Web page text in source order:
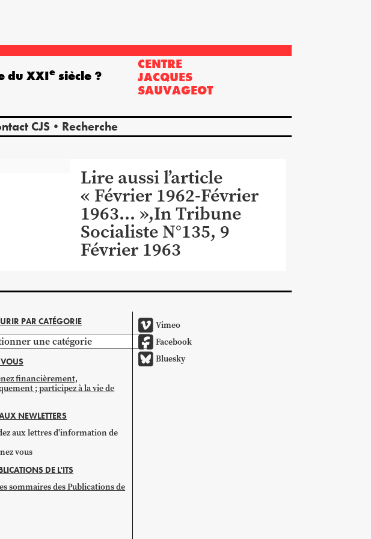
CENTRE
JACQUES
SAUVAGEOT
CJS Recherche
du XXIe siècle ?
Lire aussi l’article
« Février 1962-Février
1963… »,In Tribune
Socialiste N°135, 9
Février 1963
PAR CATÉGORIE
VOUS
financièrement,
; participez à la vie de
NEWLETTERS
aux lettres d'information de
vous
DE L'ITS
sommaires des Publications de
Vimeo
Facebook
Bluesky